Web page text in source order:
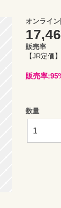
オンライ
販売率
【JR定
販売率
数量